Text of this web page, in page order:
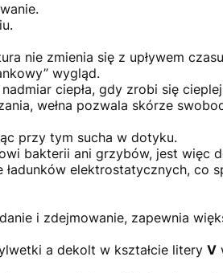
nie zmienia się z upływem
wygląd.
ciepła, gdy zrobi się
wełna pozwala skórze
przy tym sucha w dotyku.
bakterii ani grzybów, jest więc
elektrostatycznych, co
i zdejmowanie, zapewnia
a dekolt w kształcie litery V